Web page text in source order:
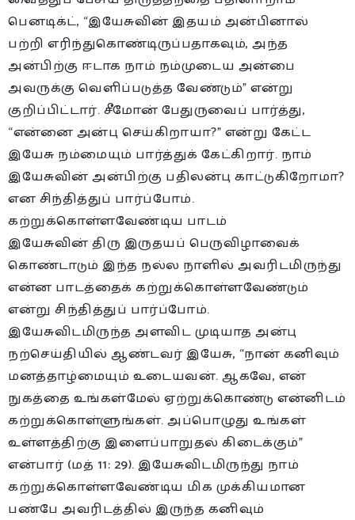
பெனடிக்ட், “இயேசுவின் இதயம் அன்பினால்
பற்றி எரிந்துகொண்டிருப்பதாகவும், அந்த
அன்பிற்கு ஈடாக நாம் நம்முடைய அன்பை
அவருக்கு வெளிப்படுத்த வேண்டும்” என்று
குறிப்பிட்டார். சீமோன் பேதுருவைப் பார்த்து,
“என்னை அன்பு செய்கிறாயா?” என்று கேட்ட
இயேசு நம்மையும் பார்த்துக் கேட்கிறார். நாம்
இயேசுவின் அன்பிற்கு பதிலன்பு காட்டுகிறோமா?
என சிந்தித்துப் பார்ப்போம்.
கற்றுக்கொள்ளவேண்டிய பாடம்
இயேசுவின் திரு இருதயப் பெருவிழாவைக்
கொண்டாடும் இந்த நல்ல நாளில் அவரிடமிருந்து
என்ன பாடத்தைக் கற்றுக்கொள்ளவேண்டும்
என்று சிந்தித்துப் பார்ப்போம்.
இயேசுவிடமிருந்த அளவிட முடியாத அன்பு
நற்செய்தியில் ஆண்டவர் இயேசு, “நான் கனிவும்
மனத்தாழ்மையும் உடையவன். ஆகவே, என்
நுகத்தை உங்கள்மேல் ஏற்றுக்கொண்டு என்னிடம்
கற்றுக்கொள்ளுங்கள். அப்பொழுது உங்கள்
உள்ளத்திற்கு இளைப்பாறுதல் கிடைக்கும்”
என்பார் (மத் 11: 29). இயேசுவிடமிருந்து நாம்
கற்றுக்கொள்ளவேண்டிய மிக முக்கியமான
பண்பே அவரிடத்தில் இருந்த கனிவும்